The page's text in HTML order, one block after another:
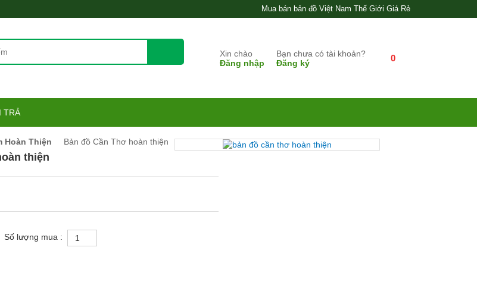
Mua bán bản đồ Việt Nam Thế Giới Giá Rẻ
Xin chào
Đăng nhập
Bạn chưa có tài khoản?
Đăng ký
0
TRẢ
Hoàn Thiện Bản đồ Cần Thơ hoàn thiện
thiện
Số lượng mua :
Bản